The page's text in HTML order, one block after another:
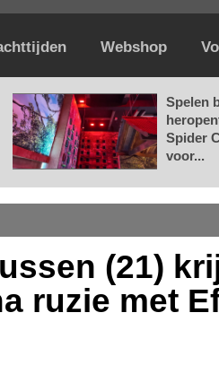
Webshop
Spelen
Spider
voor...
(21)
ruzie met